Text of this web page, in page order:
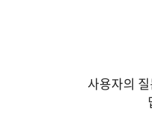
사용자의